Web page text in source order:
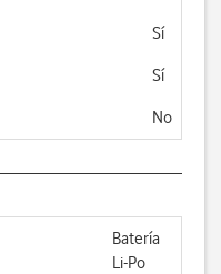
Sí
Sí
No
Batería
Li-Po